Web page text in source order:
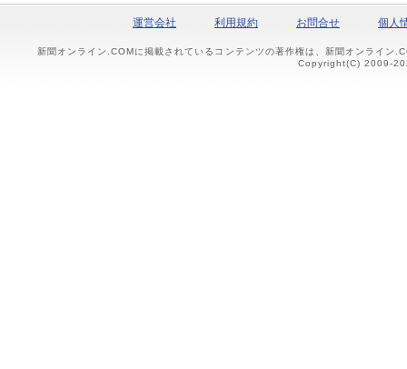
運営会社 利用規約 お問合せ 個人
新聞オンライン.COMに掲載されているコンテンツの著作権は、新聞オンライン
Copyright(C) 2009-